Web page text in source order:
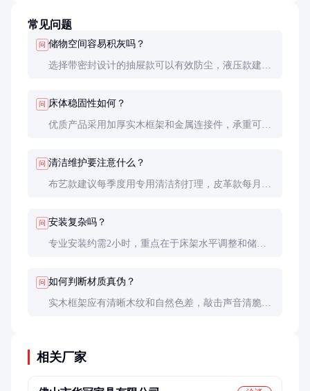
常见问题
问 储物空间容易积灰吗？
选择带密封设计的抽屉款可以有效防尘，液压款建议
问 床体稳固性如何？
优质产品采用加厚实木框架和金属连接件，承重可达
问 清洁维护要注意什么？
布艺款建议每季度用专用清洁剂打理，皮革款每月用
问 安装复杂吗？
专业安装约需2小时，重点在于床架水平调整和储物
问 如何判断材质真伪？
实木框架应有清晰木纹和自然色差，敲击声音清脆。
相关厂家